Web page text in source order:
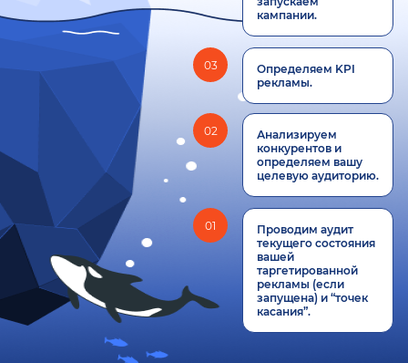
кампании.
03
Определяем KPI
рекламы.
02
Анализируем
конкурентов и
определяем вашу
целевую аудиторию.
01
Проводим аудит
текущего состояния
вашей
таргетированной
рекламы (если
запущена) и “точек
касания”.